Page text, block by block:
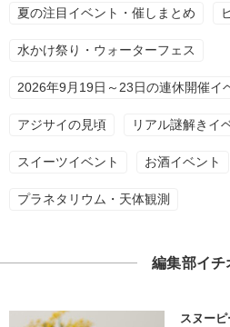
夏の注目イベント・催しまとめ
水かけ祭り・ウォーターフェス
2026年9月19日～23日の連休開催イ
アジサイの見頃 リアル謎解きイ
スイーツイベント お酒イベント
プラネタリウム・天体観測
編集部イチ
スヌー